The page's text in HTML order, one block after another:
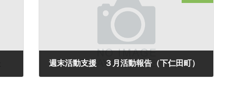
週末活動支援 ３月活動報告（下仁田町）